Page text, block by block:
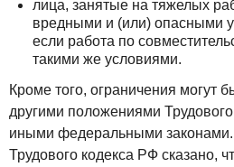
лица, занятые на тяжелых
вредными и (или) опасными
если работа по
такими же условиями.
Кроме того, ограничения могут
другими положениями
иными федеральными законами.
Трудового кодекса РФ сказано,